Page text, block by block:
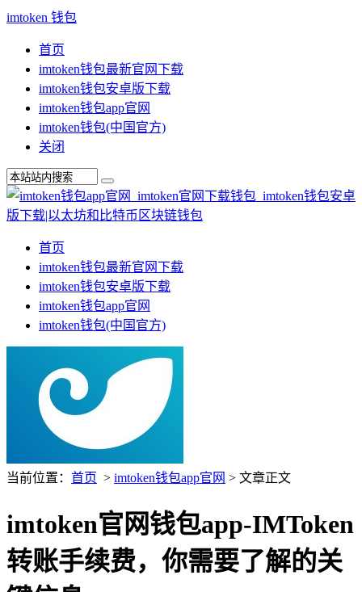
imtoken 钱包
首页
imtoken钱包最新官网下载
imtoken钱包安卓版下载
imtoken钱包app官网
imtoken钱包(中国官方)
关闭
首页
imtoken钱包最新官网下载
imtoken钱包安卓版下载
imtoken钱包app官网
imtoken钱包(中国官方)
当前位置： 首页 > imtoken钱包app官网 > 文章正文
imtoken官网钱包app-IMToken
转账手续费，你需要了解的关